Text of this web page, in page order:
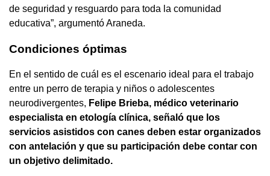
de seguridad y resguardo para toda la comunidad
educativa”, argumentó Araneda.
Condiciones óptimas
En el sentido de cuál es el escenario ideal para el trabajo
entre un perro de terapia y niños o adolescentes
neurodivergentes, Felipe Brieba, médico veterinario
especialista en etología clínica, señaló que los
servicios asistidos con canes deben estar organizados
con antelación y que su participación debe contar con
un objetivo delimitado.